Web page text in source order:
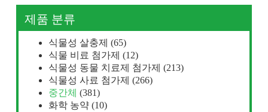
제품 분류
식물성 살충제 (65)
식물 비료 첨가제 (12)
식물성 동물 치료제 첨가제 (213)
식물성 사료 첨가제 (266)
중간체 (381)
화학 농약 (10)